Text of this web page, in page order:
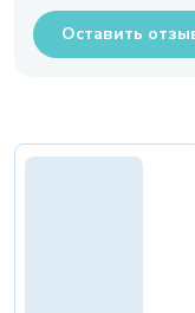
Оставить